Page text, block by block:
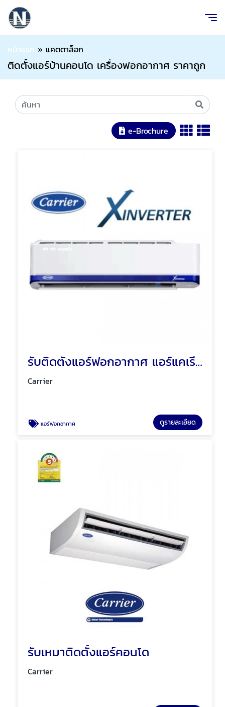
หน้าแรก » แคตตาล็อก
ติดตั้งแอร์บ้านคอนโด เครื่องฟอกอากาศ ราคาถูก
e-Brochure
รับติดตั้งแอร์ฟอกอากาศ แอร์แคเรียร์
Carrier
แอร์ฟอกอากาศ ดูรายละเอียด
รับเหมาติดตั้งแอร์คอนโด
Carrier